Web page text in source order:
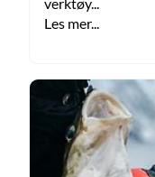
Les mer...